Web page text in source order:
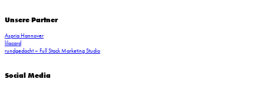
Unsere Partner
Aspria Hannover
lilacard
rundgedacht – Full Stack Marketing Studio
Social Media